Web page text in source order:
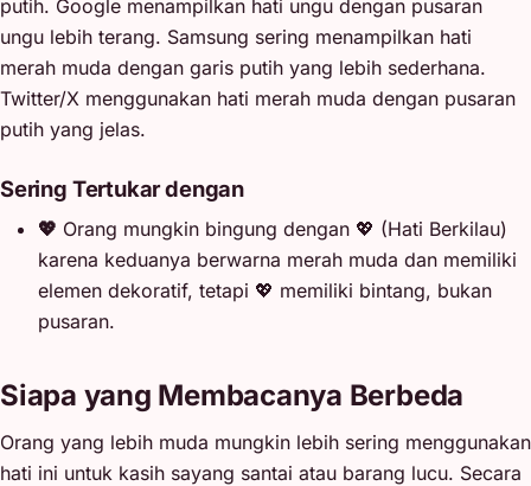
putih. Google menampilkan hati ungu dengan pusaran
ungu lebih terang. Samsung sering menampilkan hati
merah muda dengan garis putih yang lebih sederhana.
Twitter/X menggunakan hati merah muda dengan pusaran
putih yang jelas.
Sering Tertukar dengan
💖 Orang mungkin bingung dengan 💖 (Hati Berkilau)
karena keduanya berwarna merah muda dan memiliki
elemen dekoratif, tetapi 💖 memiliki bintang, bukan
pusaran.
Siapa yang Membacanya Berbeda
Orang yang lebih muda mungkin lebih sering menggunakan
hati ini untuk kasih sayang santai atau barang lucu. Secara